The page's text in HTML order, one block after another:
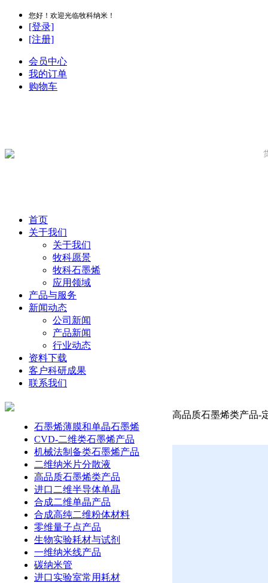
您好！欢迎光临牧科纳米！
[登录]
[注册]
会员中心
我的订单
购物车
首页
关于我们
关于我们
牧科愿景
牧科石墨烯
应用领域
产品与服务
新闻动态
公司新闻
产品新闻
行业动态
资料下载
客户科研成果
联系我们
石墨烯薄膜和单晶石墨烯
CVD-二维类石墨烯产品
机械法制备类石墨烯产品
二维纳米片分散液
高品质石墨烯类产品
进口二维半导体单晶
合成二维单晶产品
合成高纯二维粉体材料
零维量子点产品
生物实验耗材与试剂
一维纳米线产品
碳纳米管
进口实验室常用耗材
高品质石墨烯类产品-